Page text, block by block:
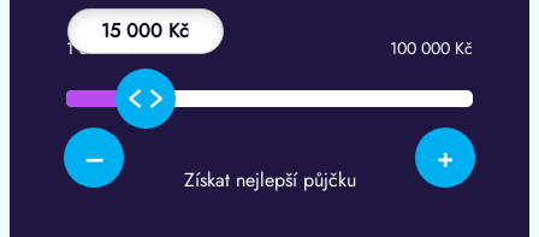
15 000 Kč
– +
1 000 Kč 100 000 Kč
Získat nejlepší půjčku